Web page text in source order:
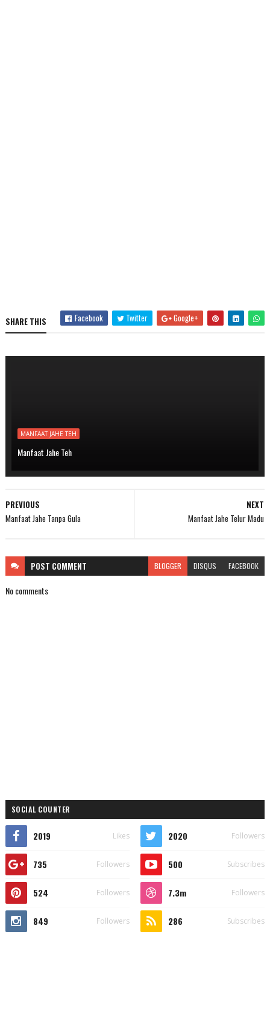
SHARE THIS Facebook Twitter Google+
MANFAAT JAHE TEH
Manfaat Jahe Teh
NEXT
Manfaat Jahe Telur Madu
PREVIOUS
Manfaat Jahe Tanpa Gula
POST COMMENT BLOGGER DISQUS FACEBOOK
No comments
SOCIAL COUNTER
2019 Likes 2020 Followers
735 Followers 500 Subscribes
524 Followers 7.3m Followers
849 Followers 286 Subscribes